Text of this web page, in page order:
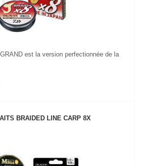
est la version perfectionnée de la
BRAIDED LINE CARP 8X